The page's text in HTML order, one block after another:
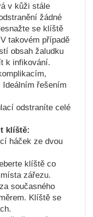
v kůži stále
žádné
se klíště
takovém případě
obsah žaludku
k infikování.
Ideálním řešením
odstraníte celé
klíště:
háček ze dvou
klíště co
zářezu.
současného
Klíště se